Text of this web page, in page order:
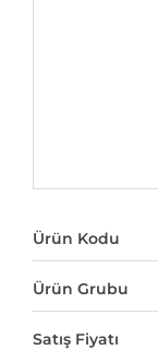
Ürün Kodu
Ürün Grubu
Satış Fiyatı